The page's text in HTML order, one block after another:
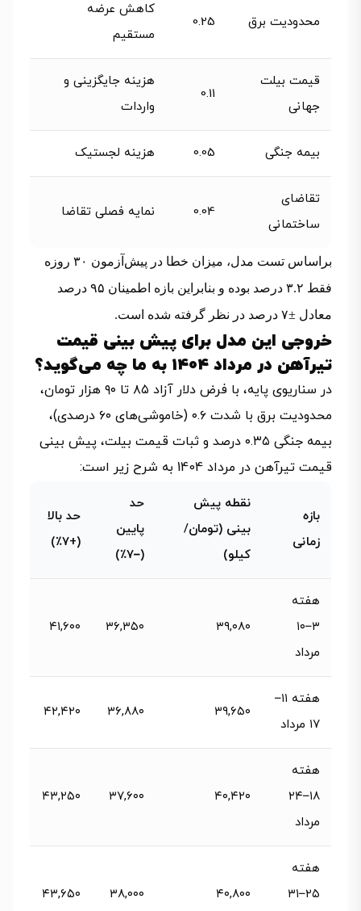
محدودیت برق 0.25
کاهش عرضه
مستقیم
قیمت بیلت
جهانی
0.11
هزینه جایگزینی و
واردات
بیمه جنگی 0.05 هزینه لجستیک
تقاضای
ساختمانی
0.04 نمایه فصلی تقاضا
براساس تست مدل، میزان خطا در پیش‌آزمون ۳۰ روزه
فقط ۳.۲ درصد بوده و بنابراین بازه اطمینان ۹۵ درصد
معادل ±۷ درصد در نظر گرفته شده است.
خروجی این مدل برای پیش بینی قیمت
تیرآهن در مرداد 1404 به ما چه می‌گوید؟
در سناریوی پایه، با فرض دلار آزاد ۸۵ تا ۹۰ هزار تومان،
محدودیت برق با شدت ۰.۶ (خاموشی‌های ۶۰ درصدی)،
بیمه جنگی ۰.۳۵ درصد و ثبات قیمت بیلت، پیش بینی
قیمت تیرآهن در مرداد 1404 به شرح زیر است:
بازه
زمانی
نقطه پیش‌
بینی (تومان/
کیلو)
حد
پایین
(–۷٪)
حد بالا
(+۷٪)
هفته
۳ – ۱۰
مرداد
۳۹,۰۸۰ ۳۶,۳۵۰ ۴۱,۶۰۰
هفته ۱۱ –
۱۷ مرداد
۳۹,۶۵۰ ۳۶,۸۸۰ ۴۲,۴۲۰
هفته
۱۸ – ۲۴
مرداد
۴۰,۴۲۰ ۳۷,۶۰۰ ۴۳,۲۵۰
هفته
۲۵ – ۳۱
۴۰,۸۰۰ ۳۸,۰۰۰ ۴۳,۶۵۰